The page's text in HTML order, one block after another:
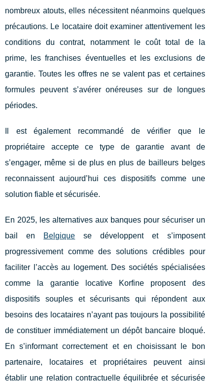
nombreux atouts, elles nécessitent néanmoins quelques
précautions. Le locataire doit examiner attentivement les
conditions du contrat, notamment le coût total de la
prime, les franchises éventuelles et les exclusions de
garantie. Toutes les offres ne se valent pas et certaines
formules peuvent s’avérer onéreuses sur de longues
périodes.
Il est également recommandé de vérifier que le
propriétaire accepte ce type de garantie avant de
s’engager, même si de plus en plus de bailleurs belges
reconnaissent aujourd’hui ces dispositifs comme une
solution fiable et sécurisée.
En 2025, les alternatives aux banques pour sécuriser un
bail en
Belgique se développent et s’imposent
progressivement comme des solutions crédibles pour
faciliter l’accès au logement. Des sociétés spécialisées
comme la garantie locative Korfine proposent des
dispositifs souples et sécurisants qui répondent aux
besoins des locataires n’ayant pas toujours la possibilité
de constituer immédiatement un dépôt bancaire bloqué.
En s’informant correctement et en choisissant le bon
partenaire, locataires et propriétaires peuvent ainsi
établir une relation contractuelle équilibrée et sécurisée